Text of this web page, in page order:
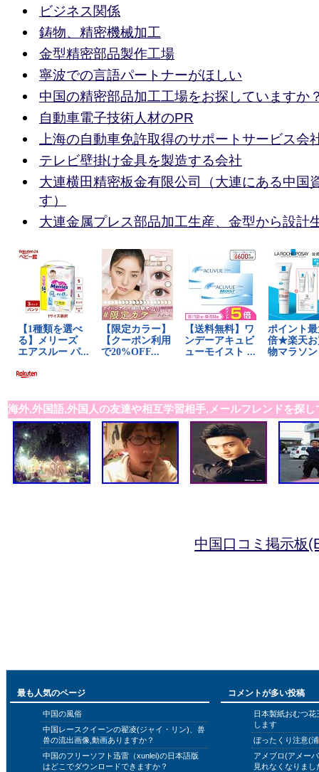
ビジネス関係
鋳物、精密機械加工
金型精密部品製作工場
寧波での言語パートナーがほしい
中国の精密部品加工工場をお探していますか
自動車電子技術人材のPR
上海の自動車免許取得のサポートサービス会
テレビ壁掛け金具を製造する会社
大連横田精密板金有限公司（大連にある中国
す）
大連金属プレス部品加工生産、金型から設計
海外,外国語,外国人の友達や相互学習相手,メールフレンドを探し
中国口コミ掲示板
最も人気のページ
中国の風俗
中国レースクイーンの翟凌(ジャイ・リン)、兽
兽の流出画像,動画ありますか？
中国のフリーソフト迅雷（xunlei)の日本語版
はどこでダウンロードできますか？
コメントが多い投稿
日本製紙おむつ
します
ぼったくり注意(
アメブロ(アメー
見れなくなりまし